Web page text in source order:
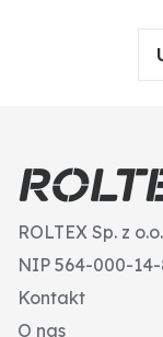
ROLTEX Sp. z o.o.
NIP 564-000-
Kontakt
O nas